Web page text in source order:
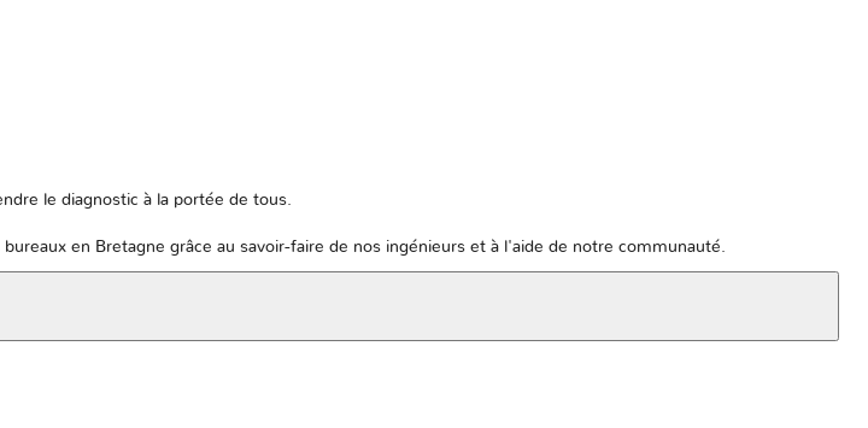
le diagnostic à la portée de tous.
en Bretagne grâce au savoir-faire de nos ingénieurs et à l'aide de notre communauté.